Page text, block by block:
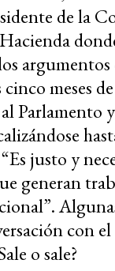
de la
argumentos
meses
Parlamento
justo y
generan
con
o sale?